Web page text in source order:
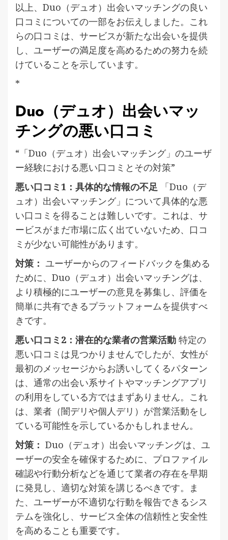
以上、Duo（デュオ）出会いマッチングの良い
口コミについての一部をお伝えしました。これ
らの口コミは、サービスが新たな出会いを提供
し、ユーザーの満足度を高めるための努力を続
けていることを示しています。
*
Duo（デュオ）出会いマッ
チングの悪い口コミ
“「Duo（デュオ）出会いマッチング」のユーザ
ー経験における悪い口コミとその対策”
悪い口コミ1：具体的な情報の不足 「Duo（デ
ュオ）出会いマッチング」について具体的な悪
い口コミを得ることは難しいです。これは、サ
ービスがまだ市場に広く出ていないため、口コ
ミが少ない可能性があります。
対策： ユーザーからのフィードバックを集める
ために、Duo（デュオ）出会いマッチングは、
より積極的にユーザーの意見を募集し、評価を
簡単に共有できるプラットフォームを提供すべ
きです。
悪い口コミ2：潜在的な業者の営業活動 特定の
悪い口コミは見つかりませんでしたが、女性が
最初のメッセージからお誘いしてくるパターン
は、通常の出会い系サイトやマッチングアプリ
の利用をしている方ではまずありません。これ
は、業者（闇デリや個人デリ）が営業活動をし
ている可能性を示しているかもしれません。
対策： Duo（デュオ）出会いマッチングは、ユ
ーザーの安全を確保するために、プロファイル
確認や行動分析などを通じて業者の存在を早期
に発見し、適切な対策を講じるべきです。ま
た、ユーザーが不適切な行動を報告できるシス
テムを強化し、サービス全体の信頼性と安全性
を高めることも重要です。